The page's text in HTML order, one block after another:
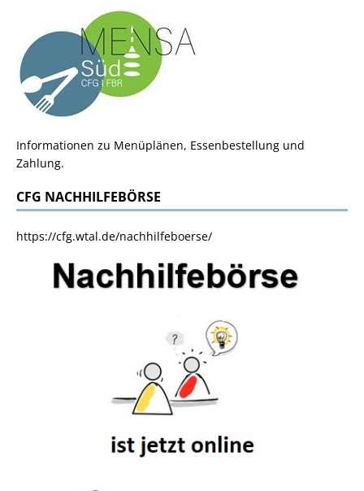
Informationen zu Menüplänen, Essenbestellung und
Zahlung.
CFG NACHHILFEBÖRSE
https://cfg.wtal.de/nachhilfeboerse/